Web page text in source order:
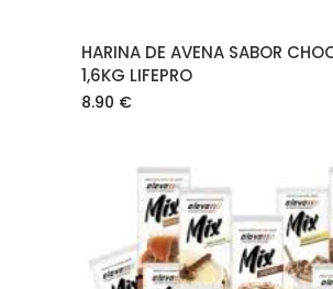
HARINA DE AVENA SABOR
1,6KG LIFEPRO
8.90 €